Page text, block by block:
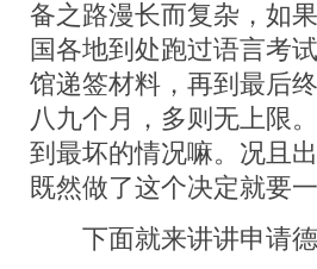
备之路漫长而复杂，如
国各地到处跑过语言考
馆递签材料，再到最后
八九个月，多则无上限
到最坏的情况嘛。况且
既然做了这个决定就要
下面就来讲讲申请德